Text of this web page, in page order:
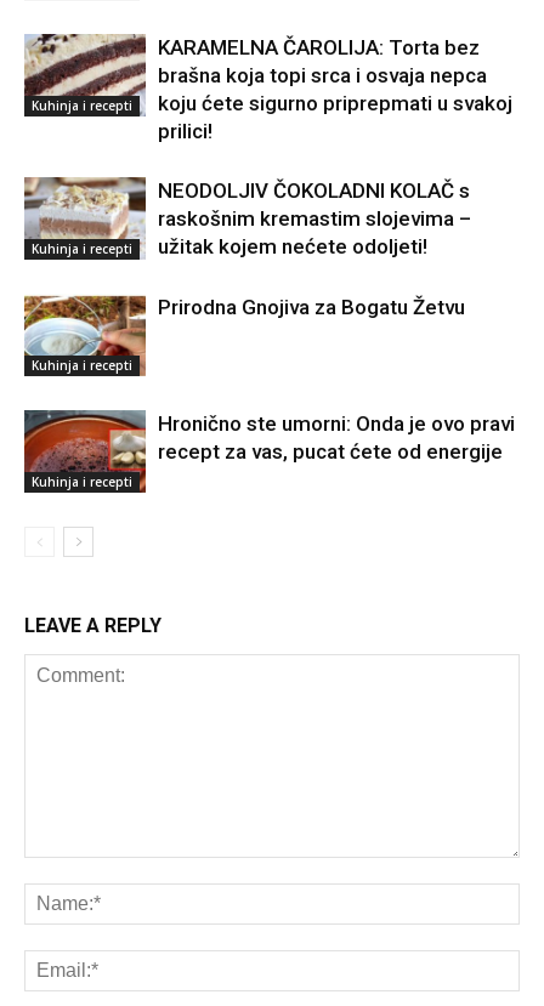
Kuhinja i recepti
KARAMELNA ČAROLIJA: Torta bez
brašna koja topi srca i osvaja nepca
koju ćete sigurno priprepmati u svakoj
prilici!
Kuhinja i recepti
NEODOLJIV ČOKOLADNI KOLAČ s
raskošnim kremastim slojevima –
užitak kojem nećete odoljeti!
Kuhinja i recepti
Prirodna Gnojiva za Bogatu Žetvu
Kuhinja i recepti
Hronično ste umorni: Onda je ovo pravi
recept za vas, pucat ćete od energije
LEAVE A REPLY